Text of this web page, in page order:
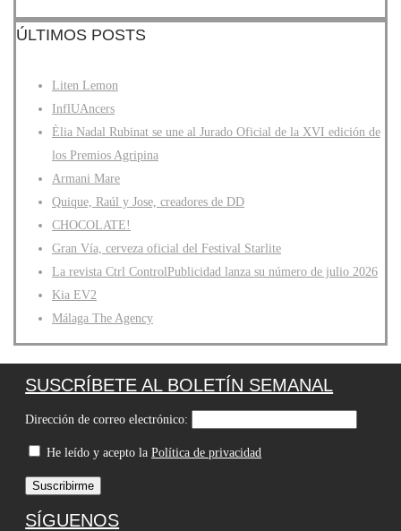
ÚLTIMOS POSTS
Liten Lemon
InflUAncers
Èlia Nadal Rubinat se une al Jurado Oficial de la XVI edición de
los Premios Agripina
Armani Mare
Quique, Raúl y Jose, creadores de DD
CHOCOLATE!
Gran Vía, cerveza oficial del Festival Starlite
La revista Ctrl ControlPublicidad lanza su número de julio 2026
Kia EV2
Málaga The Agency
SUSCRÍBETE AL BOLETÍN SEMANAL
Dirección de correo electrónico:
He leído y acepto laPolítica de privacidad
SÍGUENOS